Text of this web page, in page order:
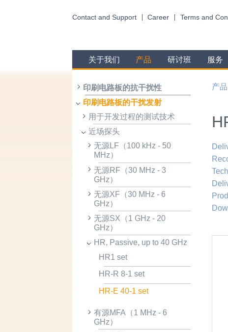
Contact and Support Career Terms and
关于我们 产品 研讨班 服务
印刷电路板的抗干扰性
印刷电路板的干扰发射
用于开发过程的测试技术
近场探头
无源LF（100 kHz - 50
MHz）
无源RF（30 MHz - 3
GHz）
无源XF（30 MHz - 6
GHz）
无源SX（1 GHz - 20
GHz）
HR, Passive, up to 40 GHz
HR1 set
HR-R 8-1 set
HR-E 40-1 set
有源MFA（1 MHz - 6
GHz）
产品